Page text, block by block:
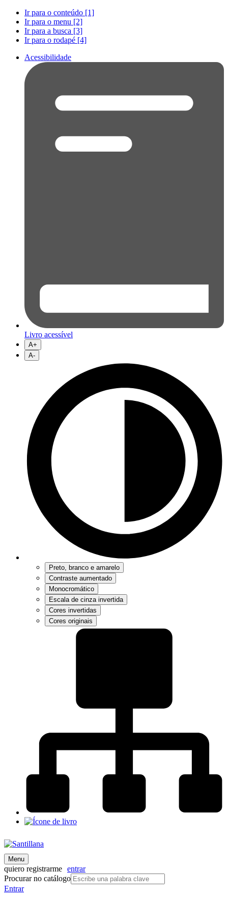
Ir para o conteúdo [1]
Ir para o menu [2]
Ir para a busca [3]
Ir para o rodapé [4]
Acessibilidade
Livro acessível
A+
A-
Preto, branco e amarelo
Contraste aumentado
Monocromático
Escala de cinza invertida
Cores invertidas
Cores originais
Menu
quiero registrarme entrar
Procurar no catálogo
Entrar